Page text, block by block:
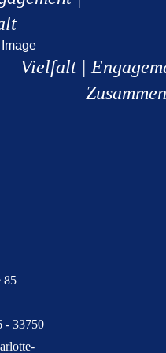
Vielfalt |
85
- 33750